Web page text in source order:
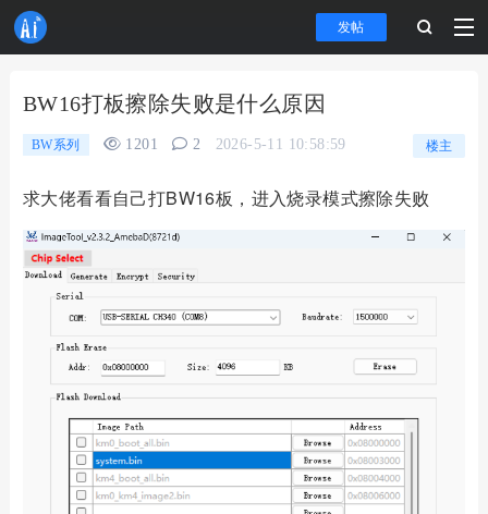
发帖
BW16打板擦除失败是什么原因
楼主
BW系列 1201 2 2026-5-11 10:58:59
求大佬看看自己打BW16板，进入烧录模式擦除失败